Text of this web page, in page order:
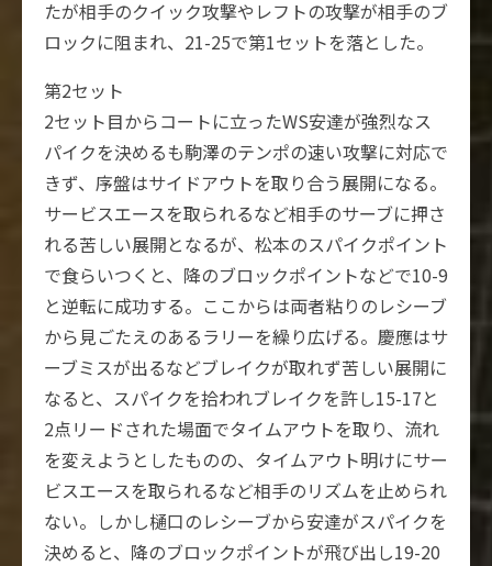
たが相手のクイック攻撃やレフトの攻撃が相手のブ
ロックに阻まれ、21-25で第1セットを落とした。
第2セット
2セット目からコートに立ったWS安達が強烈なス
パイクを決めるも駒澤のテンポの速い攻撃に対応で
きず、序盤はサイドアウトを取り合う展開になる。
サービスエースを取られるなど相手のサーブに押さ
れる苦しい展開となるが、松本のスパイクポイント
で食らいつくと、降のブロックポイントなどで10-9
と逆転に成功する。ここからは両者粘りのレシーブ
から見ごたえのあるラリーを繰り広げる。慶應はサ
ーブミスが出るなどブレイクが取れず苦しい展開に
なると、スパイクを拾われブレイクを許し15-17と
2点リードされた場面でタイムアウトを取り、流れ
を変えようとしたものの、タイムアウト明けにサー
ビスエースを取られるなど相手のリズムを止められ
ない。しかし樋口のレシーブから安達がスパイクを
決めると、降のブロックポイントが飛び出し19-20